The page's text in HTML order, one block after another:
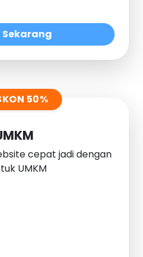
Sekarang
50%
cepat jadi dengan
UMKM